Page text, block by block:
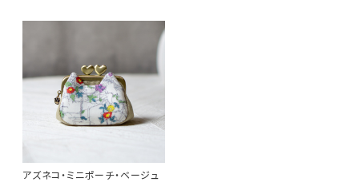
アズネコ・ミニポーチ・ベージュ